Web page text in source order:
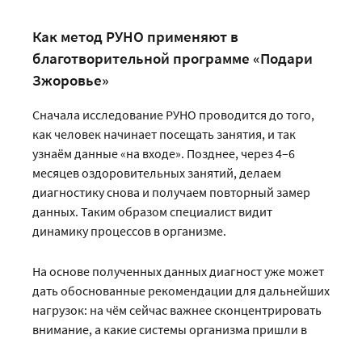
Как метод РУНО применяют в
благотворительной программе «Подари
Зжоровье»
Сначала исследование РУНО проводится до того,
как человек начинает посещать занятия, и так
узнаём данные «на входе». Позднее, через 4–6
месяцев оздоровительных занятий, делаем
диагностику снова и получаем повторный замер
данных. Таким образом специалист видит
динамику процессов в организме.
На основе полученных данных диагност уже может
дать обоснованные рекомендации для дальнейших
нагрузок: на чём сейчас важнее сконцентрировать
внимание, а какие системы организма пришли в